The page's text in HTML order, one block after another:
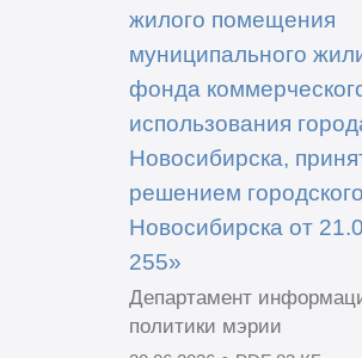
жилого помещения
муниципального
фонда
использования
Новосибирска,
решением
Новосибирска от
255»
Департамент
политики мэрии